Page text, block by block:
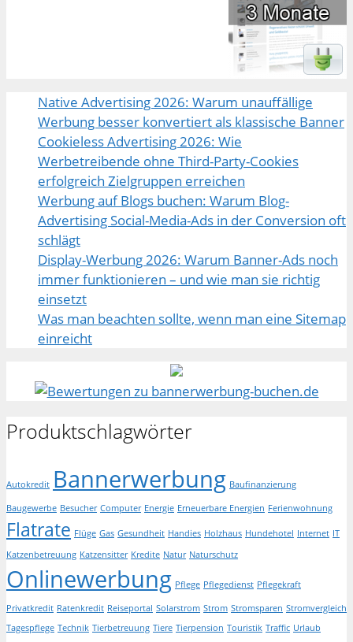
Native Advertising 2026: Warum unauffällige
Werbung besser konvertiert als klassische Banner
Cookieless Advertising 2026: Wie
Werbetreibende ohne Third-Party-Cookies
erfolgreich Zielgruppen erreichen
Werbung auf Blogs buchen: Warum Blog-
Advertising Social-Media-Ads in der Conversion oft
schlägt
Display-Werbung 2026: Warum Banner-Ads noch
immer funktionieren – und wie man sie richtig
einsetzt
Was man beachten sollte, wenn man eine Sitemap
einreicht
Produktschlagwörter
Autokredit Bannerwerbung Baufinanzierung
Baugewerbe Besucher Computer Energie Erneuerbare Energien Ferienwohnung
Flatrate Flüge Gas Gesundheit Handies Holzhaus Hundehotel Internet IT
Katzenbetreuung Katzensitter Kredite Natur Naturschutz
Onlinewerbung Pflege Pflegedienst Pflegekraft
Privatkredit Ratenkredit Reiseportal Solarstrom Strom Stromsparen Stromvergleich
Tagespflege Technik Tierbetreuung Tiere Tierpension Touristik Traffic Urlaub